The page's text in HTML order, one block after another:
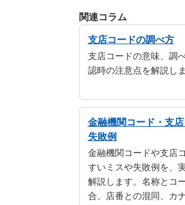
関連コラム
支店コードの調べ方
支店コードの意味、調
認時の注意点を解説しま
金融機関コード・支
失敗例
金融機関コードや支店
すいミスや失敗例を、
解説します。名称とコ
合、店番との混同、カ